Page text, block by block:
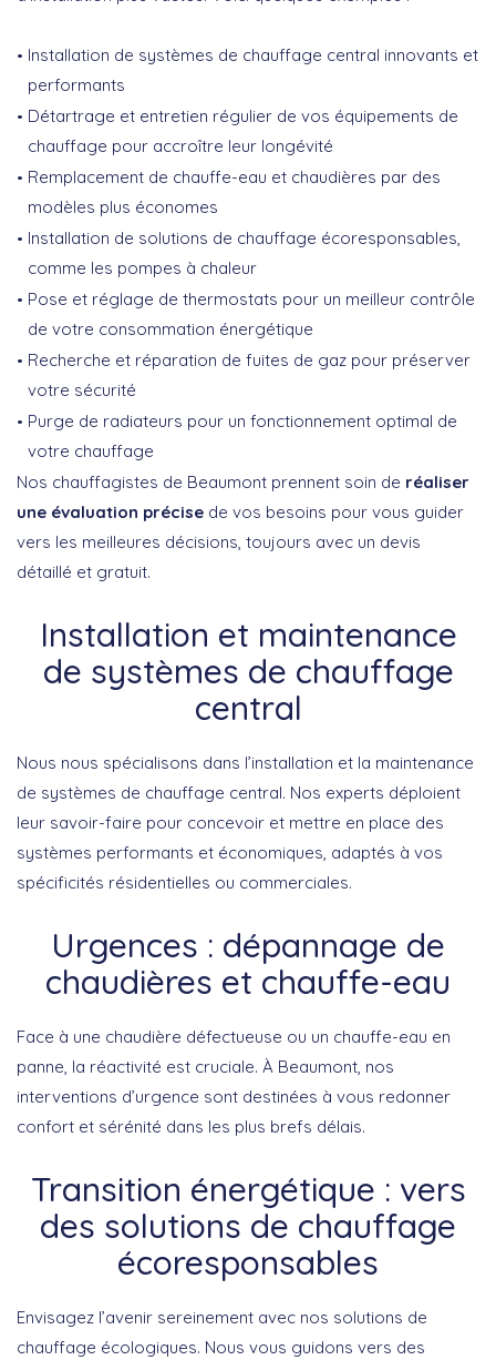
Installation de systèmes de chauffage central innovants et
performants
Détartrage et entretien régulier de vos équipements de
chauffage pour accroître leur longévité
Remplacement de chauffe-eau et chaudières par des
modèles plus économes
Installation de solutions de chauffage écoresponsables,
comme les pompes à chaleur
Pose et réglage de thermostats pour un meilleur contrôle
de votre consommation énergétique
Recherche et réparation de fuites de gaz pour préserver
votre sécurité
Purge de radiateurs pour un fonctionnement optimal de
votre chauffage
Nos chauffagistes de Beaumont prennent soin de réaliser
une évaluation précise de vos besoins pour vous guider
vers les meilleures décisions, toujours avec un devis
détaillé et gratuit.
Installation et maintenance
de systèmes de chauffage
central
Nous nous spécialisons dans l’installation et la maintenance
de systèmes de chauffage central. Nos experts déploient
leur savoir-faire pour concevoir et mettre en place des
systèmes performants et économiques, adaptés à vos
spécificités résidentielles ou commerciales.
Urgences : dépannage de
chaudières et chauffe-eau
Face à une chaudière défectueuse ou un chauffe-eau en
panne, la réactivité est cruciale. À Beaumont, nos
interventions d’urgence sont destinées à vous redonner
confort et sérénité dans les plus brefs délais.
Transition énergétique : vers
des solutions de chauffage
écoresponsables
Envisagez l’avenir sereinement avec nos solutions de
chauffage écologiques. Nous vous guidons vers des